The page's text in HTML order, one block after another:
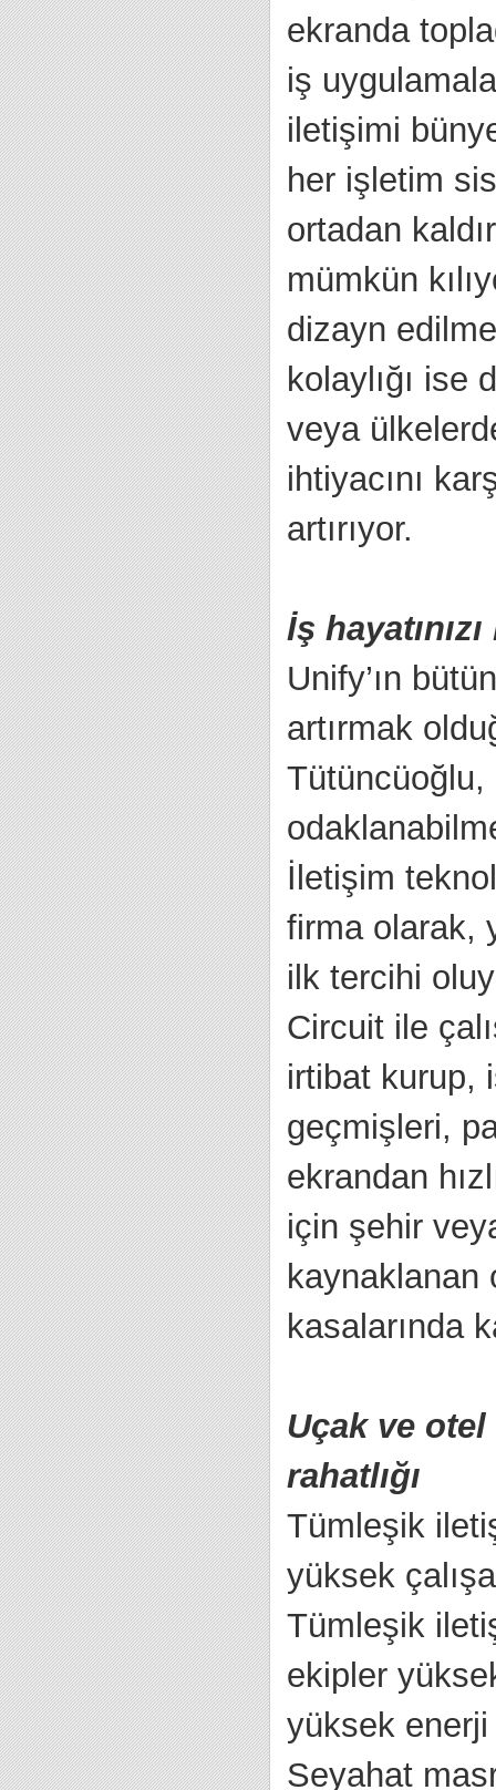
ekranda
iş
iletişimi
her işletim
ortadan
mümkün
dizayn
kolaylığı ise
veya
ihtiyacını
artırıyor.
İş
Unify’ın
artırmak
Tütüncüoğlu,
İletişim
firma olarak,
ilk tercihi
Circuit ile
irtibat kurup,
geçmişleri,
ekrandan
için şehir
kaynaklanan
kasalarında
Uçak ve
rahatlığı
Tümleşik
yüksek
Tümleşik
ekipler
yüksek enerji
Seyahat